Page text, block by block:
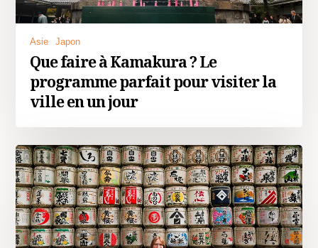
Asie Japon
Que faire à Kamakura ? Le
programme parfait pour visiter la
ville en un jour